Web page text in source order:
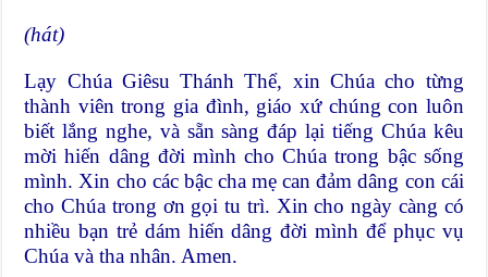
(hát)
Lạy Chúa Giêsu Thánh Thể, xin Chúa cho từng
thành viên trong gia đình, giáo xứ chúng con luôn
biết lắng nghe, và sẵn sàng đáp lại tiếng Chúa kêu
mời hiến dâng đời mình cho Chúa trong bậc sống
mình. Xin cho các bậc cha mẹ can đảm dâng con cái
cho Chúa trong ơn gọi tu trì. Xin cho ngày càng có
nhiều bạn trẻ dám hiến dâng đời mình để phục vụ
Chúa và tha nhân. Amen.